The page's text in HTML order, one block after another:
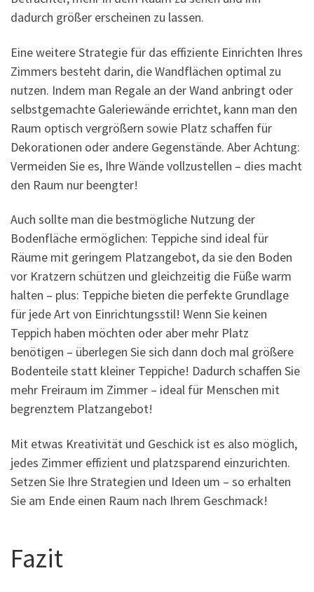
dadurch größer erscheinen zu lassen.
Eine weitere Strategie für das effiziente Einrichten Ihres
Zimmers besteht darin, die Wandflächen optimal zu
nutzen. Indem man Regale an der Wand anbringt oder
selbstgemachte Galeriewände errichtet, kann man den
Raum optisch vergrößern sowie Platz schaffen für
Dekorationen oder andere Gegenstände. Aber Achtung:
Vermeiden Sie es, Ihre Wände vollzustellen – dies macht
den Raum nur beengter!
Auch sollte man die bestmögliche Nutzung der
Bodenfläche ermöglichen: Teppiche sind ideal für
Räume mit geringem Platzangebot, da sie den Boden
vor Kratzern schützen und gleichzeitig die Füße warm
halten – plus: Teppiche bieten die perfekte Grundlage
für jede Art von Einrichtungsstil! Wenn Sie keinen
Teppich haben möchten oder aber mehr Platz
benötigen – überlegen Sie sich dann doch mal größere
Bodenteile statt kleiner Teppiche! Dadurch schaffen Sie
mehr Freiraum im Zimmer – ideal für Menschen mit
begrenztem Platzangebot!
Mit etwas Kreativität und Geschick ist es also möglich,
jedes Zimmer effizient und platzsparend einzurichten.
Setzen Sie Ihre Strategien und Ideen um – so erhalten
Sie am Ende einen Raum nach Ihrem Geschmack!
Fazit